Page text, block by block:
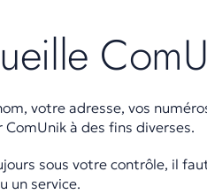
votre adresse, vos
à des fins diverses.
sous votre contrôle, il
un service.